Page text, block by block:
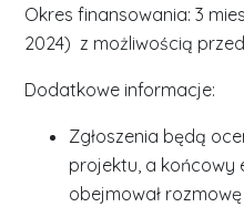
Okres finansowania: 3
2024) z możliwością
Dodatkowe informacje:
Zgłoszenia będą
projektu, a końcowy
obejmował